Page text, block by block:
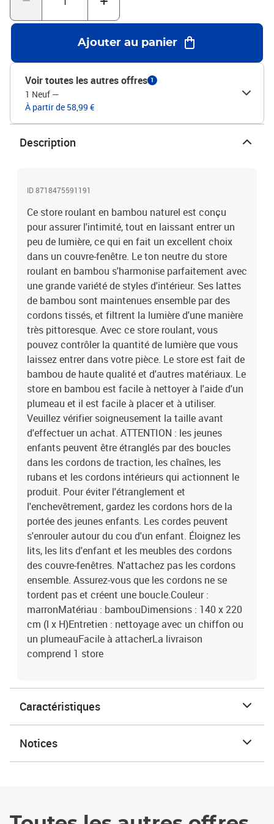
intérieurs qui actionnent le produit. Pour éviter l'étranglement et
l'enchevêtrement, gardez les cordons hors de la portée des jeunes
enfants. Les cordes peuvent s'enrouler autour du cou d'un enfant.
Éloignez les lits, les lits d'enfant et les meubles des cordons des
couvre-fenêtres. N'attachez pas les cordons ensemble. Assurez-
vous que les cordons ne se tordent pas et créent une
boucle.Couleur : marronMatériau : bambouDimensions : 140 x 220
cm (l x H)Entretien : nettoyage avec un chiffon ou un
plumeauFacile à attacherLa livraison comprend 1 store
Ajouter au panier
Voir toutes les autres offres 1
1 Neuf —
À partir de 58,99 €
Description
ID 8718475591191
Ce store roulant en bambou naturel est conçu
pour assurer l'intimité, tout en laissant entrer un
peu de lumière, ce qui en fait un excellent choix
dans un couvre-fenêtre. Le ton neutre du store
roulant en bambou s'harmonise parfaitement avec
une grande variété de styles d'intérieur. Ses lattes
de bambou sont maintenues ensemble par des
cordons tissés, et filtrent la lumière d'une manière
très pittoresque. Avec ce store roulant, vous
pouvez contrôler la quantité de lumière que vous
laissez entrer dans votre pièce. Le store est fait de
bambou de haute qualité et d'autres matériaux. Le
store en bambou est facile à nettoyer à l'aide d'un
plumeau et il est facile à placer et à utiliser.
Veuillez vérifier soigneusement la taille avant
d'effectuer un achat. ATTENTION : les jeunes
enfants peuvent être étranglés par des boucles
dans les cordons de traction, les chaînes, les
rubans et les cordons intérieurs qui actionnent le
produit. Pour éviter l'étranglement et
l'enchevêtrement, gardez les cordons hors de la
portée des jeunes enfants. Les cordes peuvent
s'enrouler autour du cou d'un enfant. Éloignez les
lits, les lits d'enfant et les meubles des cordons
des couvre-fenêtres. N'attachez pas les cordons
ensemble. Assurez-vous que les cordons ne se
tordent pas et créent une boucle.Couleur :
marronMatériau : bambouDimensions : 140 x 220
cm (l x H)Entretien : nettoyage avec un chiffon ou
un plumeauFacile à attacherLa livraison
comprend 1 store
Caractéristiques
Notices